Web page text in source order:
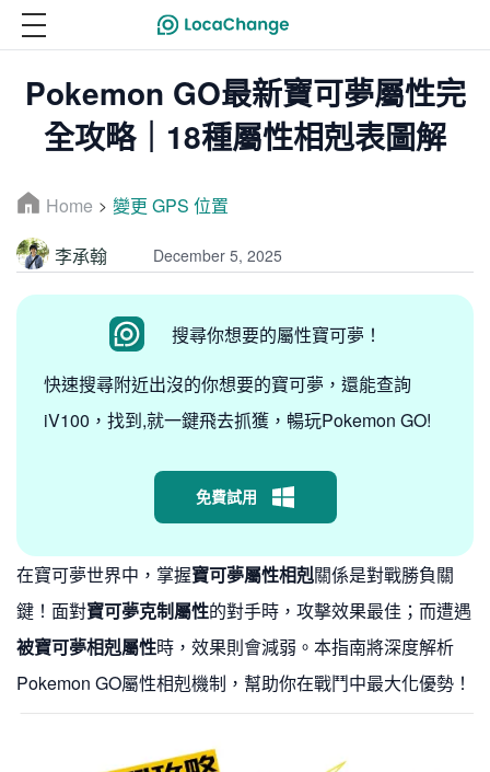
Pokemon GO最新寶可夢屬性完
全攻略｜18種屬性相剋表圖解
Home > 變更 GPS 位置
李承翰 December 5, 2025
搜尋你想要的屬性寶可夢！
快速搜尋附近出沒的你想要的寶可夢，還能查詢
iV100，找到,就一鍵飛去抓獲，暢玩Pokemon GO!
免費試用
在寶可夢世界中，掌握寶可夢屬性相剋關係是對戰勝負關
鍵！面對寶可夢克制屬性的對手時，攻擊效果最佳；而遭遇
被寶可夢相剋屬性時，效果則會減弱。本指南將深度解析
Pokemon GO屬性相剋機制，幫助你在戰鬥中最大化優勢！